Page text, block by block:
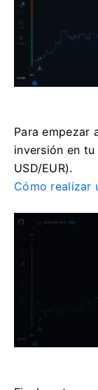
Para empezar
inversión en
USD/EUR).
Cómo realizar